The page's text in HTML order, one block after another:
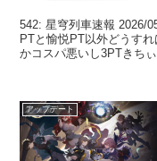
542: 星穹列車速報 2026/
PTと愉悦PT以外どうす
かコスパ悪いし3PTきち
アップデート